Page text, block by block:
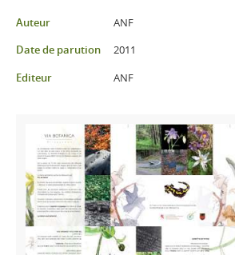
Auteur
ANF
Date de parution
2011
Editeur
ANF